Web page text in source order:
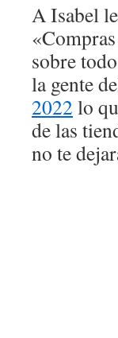
A Isabel
sobre
la gente
2022 lo
de las
no te